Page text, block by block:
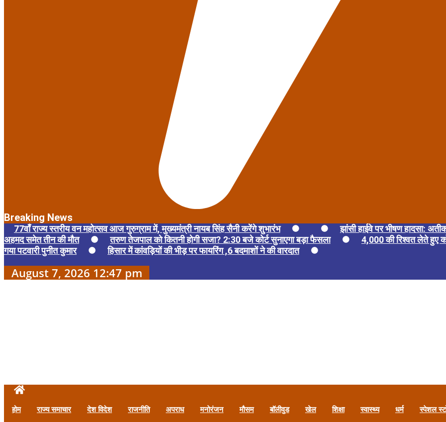
Breaking News
77वाँ राज्य स्तरीय वन महोत्सव आज गुरुग्राम में, मुख्यमंत्री नायब सिंह सैनी करेंगे शुभारंभ
झांसी हाईवे पर भीषण हादसा:
अहमद समेत तीन की मौत
तरुण तेजपाल को कितनी होगी सजा? 2:30 बजे कोर्ट सुनाएगा बड़ा फैसला
4,000 की रिश्वत लेते हुए
गया पटवारी पुनीत कुमार
हिसार में कांवड़ियों की भीड़ पर फायरिंग ,6 बदमाशों ने की वारदात
August 7, 2026 12:47 pm
होम राज्य समाचार देश विदेश राजनीति अपराध मनोरंजन मौसम बॉलीवुड खेल शिक्षा स्वास्थ्य धर्म स्पेशल